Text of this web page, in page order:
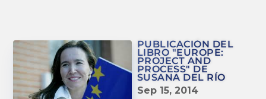
PUBLICACIÓN DEL
LIBRO "EUROPE:
PROJECT AND
PROCESS" DE
SUSANA DEL RÍO
Sep 15, 2014